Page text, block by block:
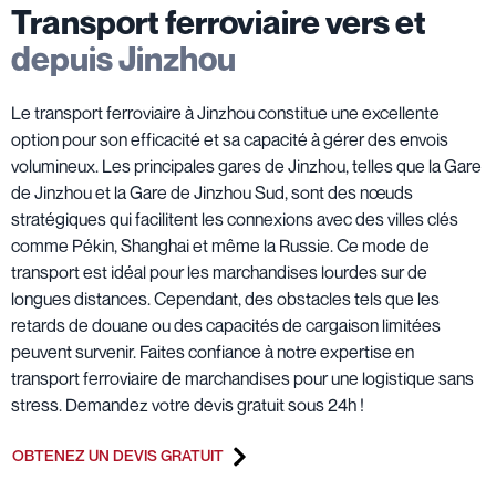
Transport ferroviaire vers et
depuis Jinzhou
Le transport ferroviaire à Jinzhou constitue une excellente
option pour son efficacité et sa capacité à gérer des envois
volumineux. Les principales gares de Jinzhou, telles que la Gare
de Jinzhou et la Gare de Jinzhou Sud, sont des nœuds
stratégiques qui facilitent les connexions avec des villes clés
comme Pékin, Shanghai et même la Russie. Ce mode de
transport est idéal pour les marchandises lourdes sur de
longues distances. Cependant, des obstacles tels que les
retards de douane ou des capacités de cargaison limitées
peuvent survenir. Faites confiance à notre expertise en
transport ferroviaire de marchandises pour une logistique sans
stress. Demandez votre devis gratuit sous 24h !
OBTENEZ UN DEVIS GRATUIT